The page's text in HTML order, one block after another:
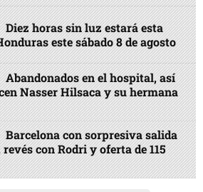
Diez horas sin luz estará esta
este sábado 8 de agosto
Abandonados en el hospital, así
Nasser Hilsaca y su hermana
Barcelona con sorpresiva salida
con Rodri y oferta de 115